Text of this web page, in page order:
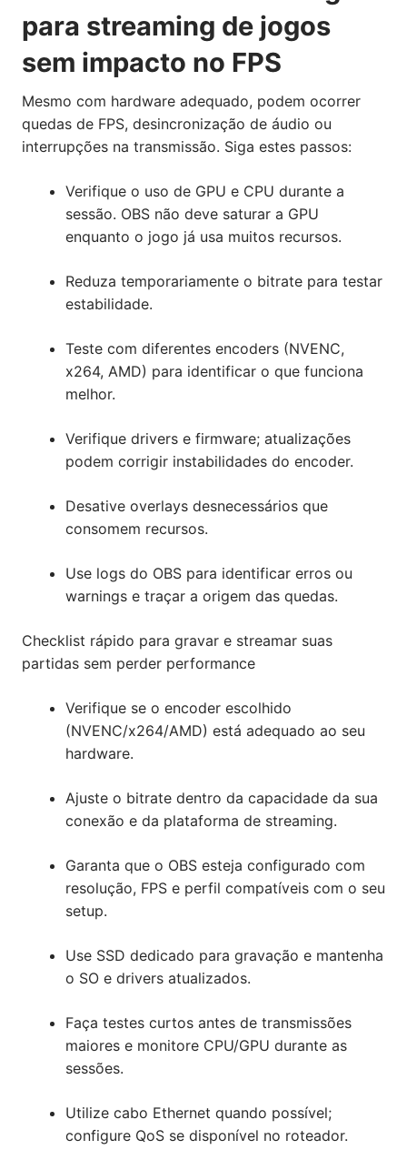
para streaming de jogos
sem impacto no FPS
Mesmo com hardware adequado, podem ocorrer
quedas de FPS, desincronização de áudio ou
interrupções na transmissão. Siga estes passos:
Verifique o uso de GPU e CPU durante a
sessão. OBS não deve saturar a GPU
enquanto o jogo já usa muitos recursos.
Reduza temporariamente o bitrate para testar
estabilidade.
Teste com diferentes encoders (NVENC,
x264, AMD) para identificar o que funciona
melhor.
Verifique drivers e firmware; atualizações
podem corrigir instabilidades do encoder.
Desative overlays desnecessários que
consomem recursos.
Use logs do OBS para identificar erros ou
warnings e traçar a origem das quedas.
Checklist rápido para gravar e streamar suas
partidas sem perder performance
Verifique se o encoder escolhido
(NVENC/x264/AMD) está adequado ao seu
hardware.
Ajuste o bitrate dentro da capacidade da sua
conexão e da plataforma de streaming.
Garanta que o OBS esteja configurado com
resolução, FPS e perfil compatíveis com o seu
setup.
Use SSD dedicado para gravação e mantenha
o SO e drivers atualizados.
Faça testes curtos antes de transmissões
maiores e monitore CPU/GPU durante as
sessões.
Utilize cabo Ethernet quando possível;
configure QoS se disponível no roteador.